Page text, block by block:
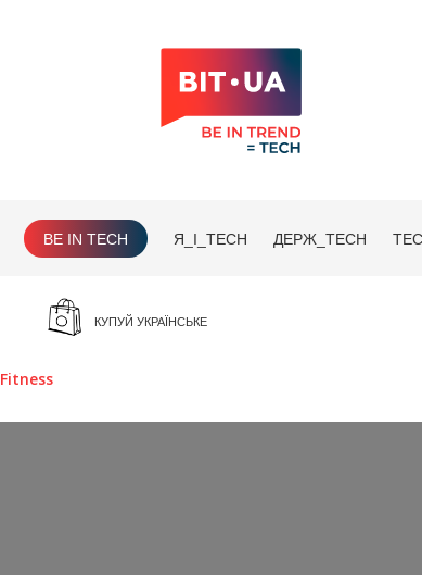
BE IN TECH Я_І_TECH ДЕРЖ_TECH
КУПУЙ УКРАЇНСЬКЕ
Fitness